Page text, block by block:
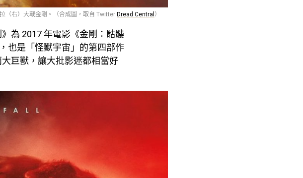
（右）大戰金剛。（合成圖，取自 Twitter Dread Central ）
為 2017 年電影《金剛：骷髏
也是「怪獸宇宙」的第四部作
巨獸，讓大批影迷都相當好